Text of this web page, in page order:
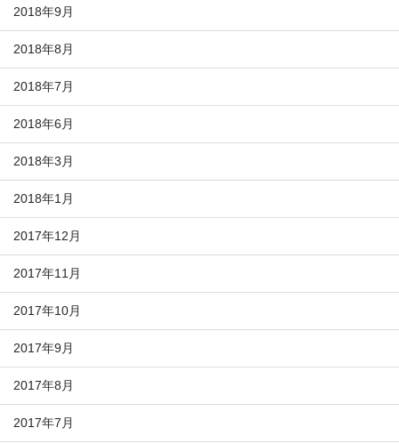
2018年9月
2018年8月
2018年7月
2018年6月
2018年3月
2018年1月
2017年12月
2017年11月
2017年10月
2017年9月
2017年8月
2017年7月